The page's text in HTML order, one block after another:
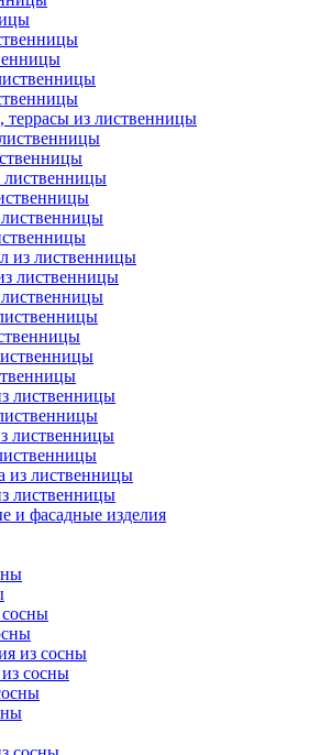
из лиственницы
лиственницы
лиственницы
лиственницы
и фасадные изделия
сосны